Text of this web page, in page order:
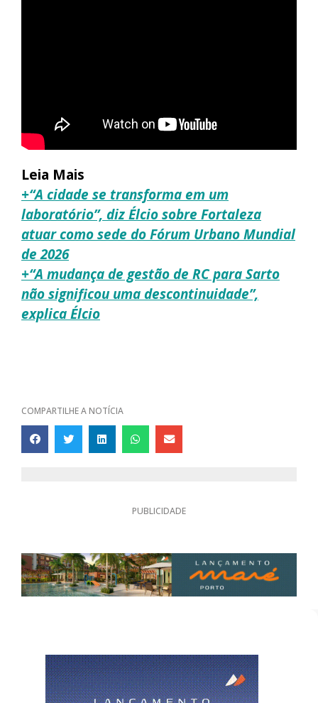
Leia Mais
+“A cidade se transforma em um
laboratório”, diz Élcio sobre Fortaleza
atuar como sede do Fórum Urbano Mundial
de 2026
+“A mudança de gestão de RC para Sarto
não significou uma descontinuidade”,
explica Élcio
COMPARTILHE A NOTÍCIA
PUBLICIDADE